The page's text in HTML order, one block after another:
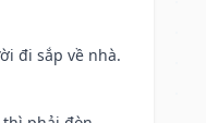
đi sắp về nhà.